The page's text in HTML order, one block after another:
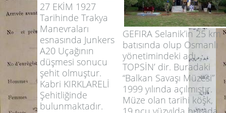
27 EKİM 1927
Tarihinde Trakya
Manevraları
esnasında Junkers
A20 Uçağının
düşmesi sonucu
şehit olmuştur.
Kabri KIRKLARELİ
Şehitliğinde
bulunmaktadır.
GEFIRA Selanik’in 25 km
batısında olup Osmanlı
yönetimindeki adı
TOPSİN’ dir. Buradaki
“Balkan Savaşı Müzesi”
1999 yılında açılmıştır.
Müze olan tarihi köşk,